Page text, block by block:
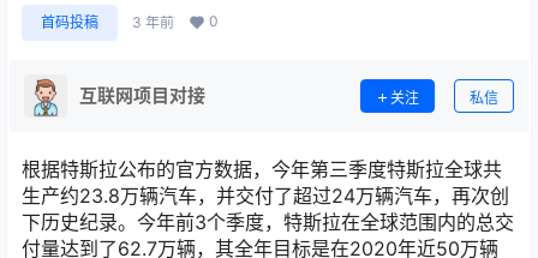
首码投稿 3 年前 0
互联网项目对接 关注 私信
根据特斯拉公布的官方数据，今年第三季度特斯拉全球共
生产约23.8万辆汽车，并交付了超过24万辆汽车，再次创
下历史纪录。今年前3个季度，特斯拉在全球范围内的总交
付量达到了62.7万辆，其全年目标是在2020年近50万辆